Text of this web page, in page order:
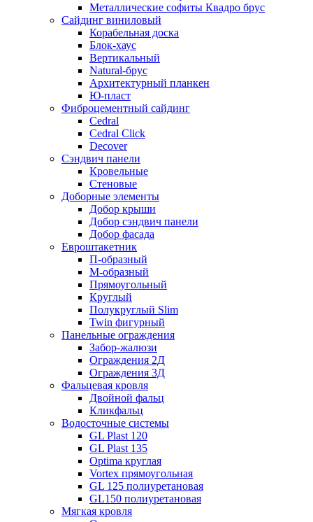
Металлические софиты Квадро брус
Сайдинг виниловый
Корабельная доска
Блок-хаус
Вертикальный
Natural-брус
Архитектурный планкен
Ю-пласт
Фиброцементный сайдинг
Cedral
Cedral Click
Decover
Сэндвич панели
Кровельные
Стеновые
Доборные элементы
Добор крыши
Добор сэндвич панели
Добор фасада
Евроштакетник
П-образный
М-образный
Прямоугольный
Круглый
Полукруглый Slim
Twin фигурный
Панельные ограждения
Забор-жалюзи
Ограждения 2Д
Ограждения 3Д
Фальцевая кровля
Двойной фальц
Кликфальц
Водосточные системы
GL Plast 120
GL Plast 135
Optima круглая
Vortex прямоугольная
GL 125 полиуретановая
GL150 полиуретановая
Мягкая кровля